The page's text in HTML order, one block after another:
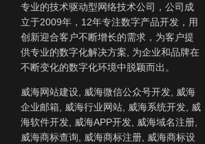
专业的技术驱动型网络技术公司，公司成
立于2009年，12年专注数字产品开发，用
创新迎合客户不断增长的需求，为客户提
供专业的数字化解决方案, 为企业和品牌在
不断变化的数字化环境中脱颖而出。
威海网站建设, 威海微信公众号开发, 威海
企业邮箱, 威海行业网站, 威海系统开发, 威
海软件开发, 威海APP开发, 威海域名注册,
威海商标查询, 威海商标注册, 威海商标设